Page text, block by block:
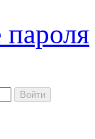
пароля
Войти